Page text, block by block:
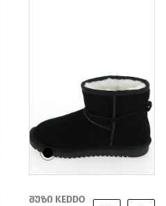
შუზი KEDDO